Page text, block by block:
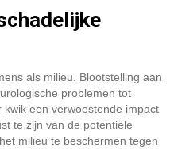
als milieu. Blootstelling aan
problemen tot
een verwoestende impact
te zijn van de potentiële
milieu te beschermen tegen